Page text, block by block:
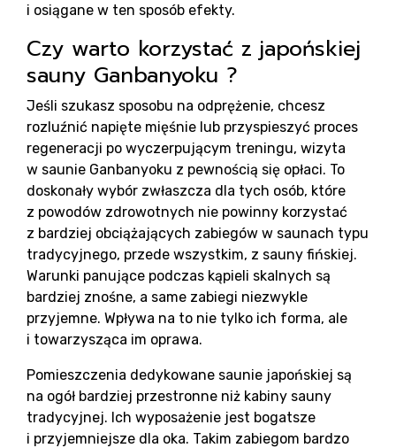
i osiągane w ten sposób efekty.
Czy warto korzystać z japońskiej
sauny Ganbanyoku ?
Jeśli szukasz sposobu na odprężenie, chcesz
rozluźnić napięte mięśnie lub przyspieszyć proces
regeneracji po wyczerpującym treningu, wizyta
w saunie Ganbanyoku z pewnością się opłaci. To
doskonały wybór zwłaszcza dla tych osób, które
z powodów zdrowotnych nie powinny korzystać
z bardziej obciążających zabiegów w saunach typu
tradycyjnego, przede wszystkim, z sauny fińskiej.
Warunki panujące podczas kąpieli skalnych są
bardziej znośne, a same zabiegi niezwykle
przyjemne. Wpływa na to nie tylko ich forma, ale
i towarzysząca im oprawa.
Pomieszczenia dedykowane saunie japońskiej są
na ogół bardziej przestronne niż kabiny sauny
tradycyjnej. Ich wyposażenie jest bogatsze
i przyjemniejsze dla oka. Takim zabiegom bardzo